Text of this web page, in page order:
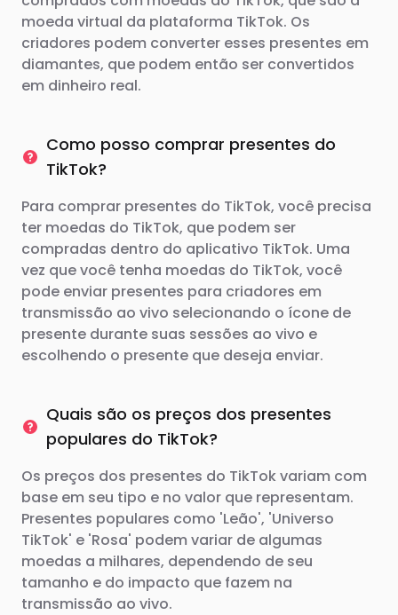
moeda virtual da plataforma TikTok. Os
criadores podem converter esses presentes em
diamantes, que podem então ser convertidos
em dinheiro real.
Como posso comprar presentes do
TikTok?
Para comprar presentes do TikTok, você precisa
ter moedas do TikTok, que podem ser
compradas dentro do aplicativo TikTok. Uma
vez que você tenha moedas do TikTok, você
pode enviar presentes para criadores em
transmissão ao vivo selecionando o ícone de
presente durante suas sessões ao vivo e
escolhendo o presente que deseja enviar.
Quais são os preços dos presentes
populares do TikTok?
Os preços dos presentes do TikTok variam com
base em seu tipo e no valor que representam.
Presentes populares como 'Leão', 'Universo
TikTok' e 'Rosa' podem variar de algumas
moedas a milhares, dependendo de seu
tamanho e do impacto que fazem na
transmissão ao vivo.